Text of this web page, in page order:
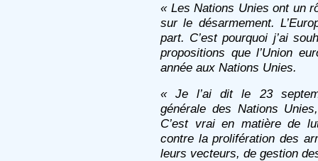
« Les Nations Unies ont un
sur le désarmement.
part. C’est pourquoi j’ai
propositions que l’Union
année aux Nations Unies.
« Je l’ai dit le 23
générale des Nations
C’est vrai en matière de
contre la prolifération des
leurs vecteurs, de gestion